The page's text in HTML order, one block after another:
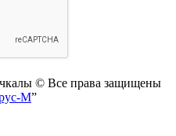
© Все права защищены
М”